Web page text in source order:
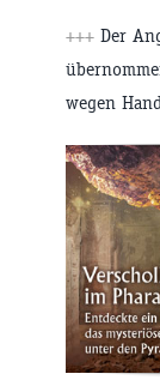
+++ Der
wegen